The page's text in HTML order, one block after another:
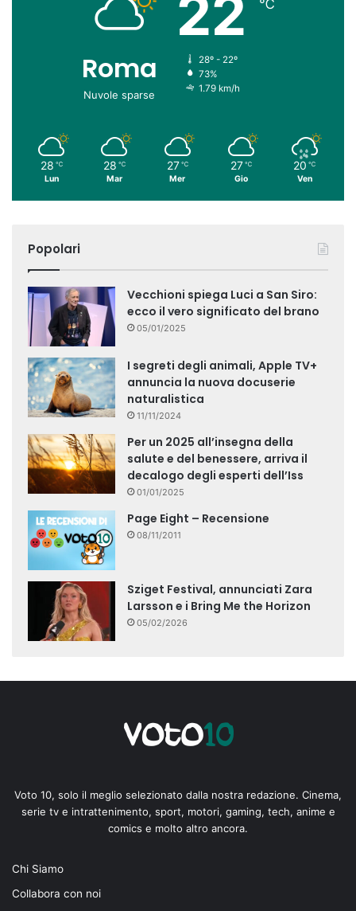
Roma
Nuvole sparse
22 ℃
28º - 22º
73%
1.79 km/h
28 ℃
Lun
28 ℃
Mar
27 ℃
Mer
27 ℃
Gio
20 ℃
Ven
Popolari
Vecchioni spiega Luci a San Siro:
ecco il vero significato del brano
05/01/2025
I segreti degli animali, Apple TV+
annuncia la nuova docuserie
naturalistica
11/11/2024
Per un 2025 all’insegna della
salute e del benessere, arriva il
decalogo degli esperti dell’Iss
01/01/2025
Page Eight – Recensione
08/11/2011
Sziget Festival, annunciati Zara
Larsson e i Bring Me the Horizon
05/02/2026
Voto 10, solo il meglio selezionato dalla nostra redazione. Cinema,
serie tv e intrattenimento, sport, motori, gaming, tech, anime e
comics e molto altro ancora.
Chi Siamo
Collabora con noi